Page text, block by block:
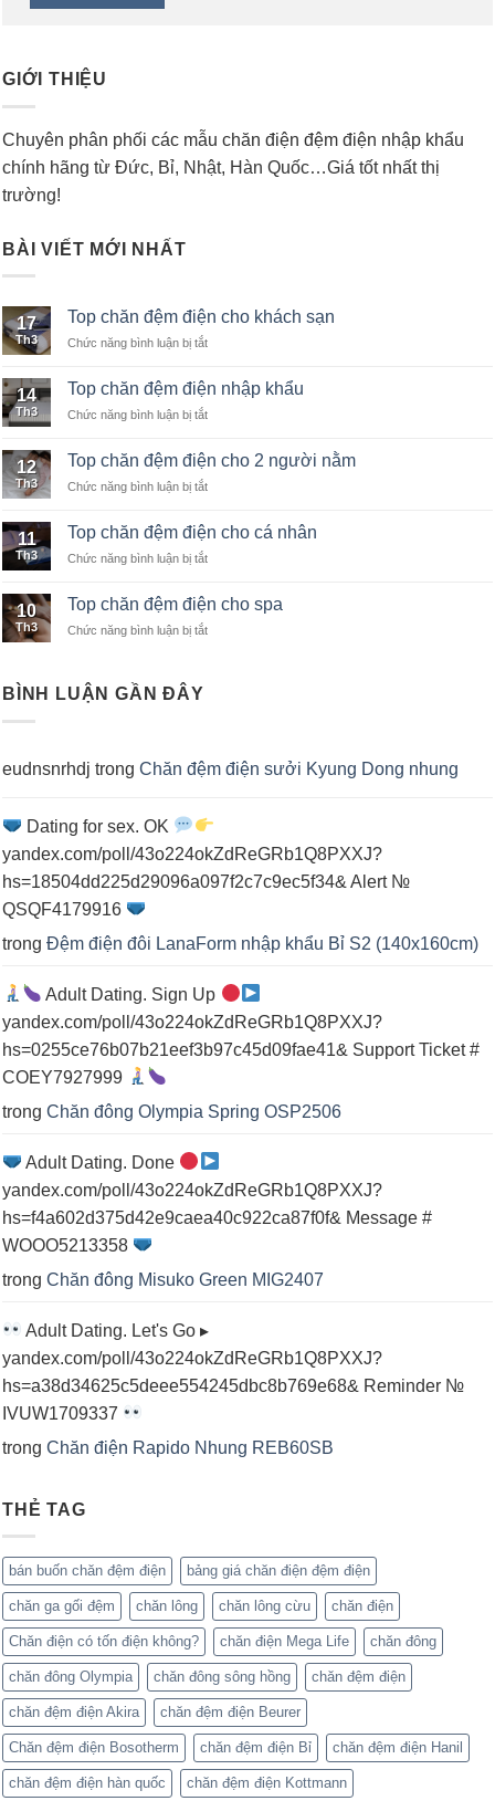
GIỚI THIỆU
Chuyên phân phối các mẫu chăn điện đệm điện nhập khẩu
chính hãng từ Đức, Bỉ, Nhật, Hàn Quốc…Giá tốt nhất thị
trường!
BÀI VIẾT MỚI NHẤT
17
Th3
Top chăn đệm điện cho khách sạn
Chức năng bình luận bị tắt
chăn
đệm
khách
14
Th3
Top chăn đệm điện nhập khẩu
Chức năng bình luận bị tắt
chăn
đệm
khẩu
12
Th3
Top chăn đệm điện cho 2 người nằm
Chức năng bình luận bị tắt
chăn
đệm
2
11
Th3
Top chăn đệm điện cho cá nhân
Chức năng bình luận bị tắt
chăn
đệm
10
Th3
Top chăn đệm điện cho spa
Chức năng bình luận bị tắt
BÌNH LUẬN GẦN ĐÂY
eudnsnrhdj trong Chăn đệm điện sưởi Kyung Dong nhung
Dating for sex. OK
yandex.com/poll/43o224okZdReGRb1Q8PXXJ?
hs=18504dd225d29096a097f2c7c9ec5f34& Alert №
QSQF4179916
trong Đệm điện đôi LanaForm nhập khẩu Bỉ S2 (140x160cm)
Adult Dating. Sign Up
yandex.com/poll/43o224okZdReGRb1Q8PXXJ?
hs=0255ce76b07b21eef3b97c45d09fae41& Support Ticket #
COEY7927999
trong Chăn đông Olympia Spring OSP2506
Adult Dating. Done
yandex.com/poll/43o224okZdReGRb1Q8PXXJ?
hs=f4a602d375d42e9caea40c922ca87f0f& Message #
WOOO5213358
trong Chăn đông Misuko Green MIG2407
Adult Dating. Let's Go ▸
yandex.com/poll/43o224okZdReGRb1Q8PXXJ?
hs=a38d34625c5deee554245dbc8b769e68& Reminder №
IVUW1709337
trong Chăn điện Rapido Nhung REB60SB
THẺ TAG
bán buốn chăn đệm điện bảng giá chăn điện đệm điện
chăn ga gối đệm chăn lông chăn lông cừu chăn điện
Chăn điện có tốn điện không? chăn điện Mega Life chăn đông
chăn đông Olympia chăn đông sông hồng chăn đệm điện
chăn đệm điện Akira chăn đệm điện Beurer
Chăn đệm điện Bosotherm chăn đệm điện Bỉ chăn đệm điện Hanil
chăn đệm điện hàn quốc chăn đệm điện Kottmann